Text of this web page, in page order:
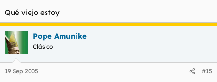
Qué viejo estoy
Pope Amunike
Clásico
19 Sep 2005 #15